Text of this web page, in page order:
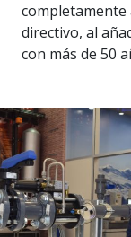
completamente
directivo, al
con más de 50